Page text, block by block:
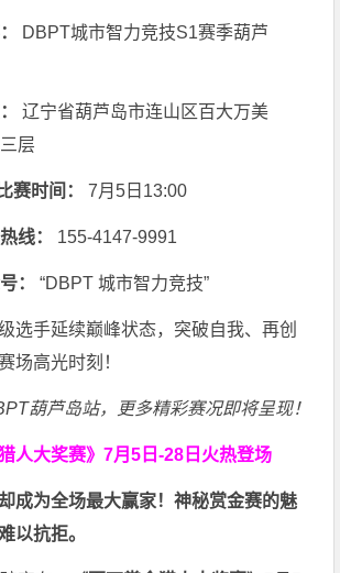
DBPT城市智力竞技S1赛季葫芦
辽宁省葫芦岛市连山区百大万美
层
赛时间： 7月5日13:00
线： 155-4147-9991
： “DBPT 城市智力竞技”
选手延续巅峰状态，突破自我、再创
场高光时刻！
葫芦岛站，更多精彩赛况即将呈现！
人大奖赛》7月5日-28日火热登场
成为全场最大赢家！神秘赏金赛的魅
以抗拒。